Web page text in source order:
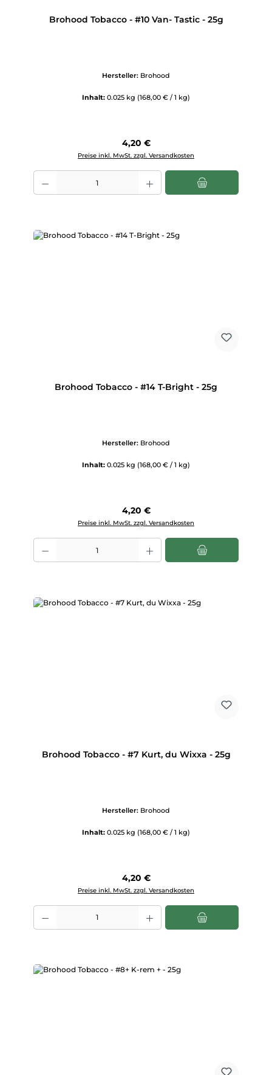
Brohood Tobacco - #10 Van- Tastic - 25g
Hersteller: Brohood
Inhalt: 0.025 kg (168,00 € / 1 kg)
Regulärer Preis:
4,20 €
Preise inkl. MwSt. zzgl. Versandkosten
Produkt Anzahl: Gib den gewünschten Wert ein oder benutze die
Brohood Tobacco - #14 T-Bright - 25g
Hersteller: Brohood
Inhalt: 0.025 kg (168,00 € / 1 kg)
Regulärer Preis:
4,20 €
Preise inkl. MwSt. zzgl. Versandkosten
Produkt Anzahl: Gib den gewünschten Wert ein oder benutze die
Brohood Tobacco - #7 Kurt, du Wixxa - 25g
Hersteller: Brohood
Inhalt: 0.025 kg (168,00 € / 1 kg)
Regulärer Preis:
4,20 €
Preise inkl. MwSt. zzgl. Versandkosten
Produkt Anzahl: Gib den gewünschten Wert ein oder benutze die